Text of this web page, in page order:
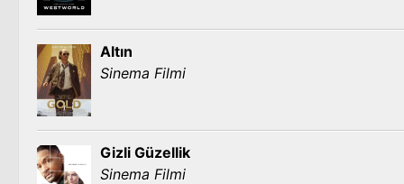
Altın
Sinema Filmi
Gizli Güzellik
Sinema Filmi